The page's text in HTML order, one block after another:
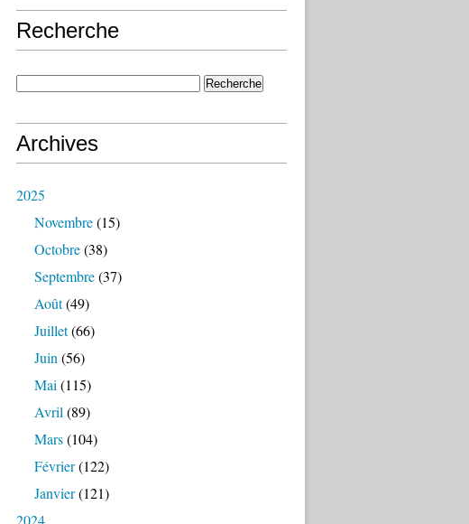
Recherche
Archives
2025
Novembre(15)
Octobre(38)
Septembre(37)
Août(49)
Juillet(66)
Juin (56)
Mai (115)
Avril (89)
Mars(104)
Février(122)
Janvier(121)
2024